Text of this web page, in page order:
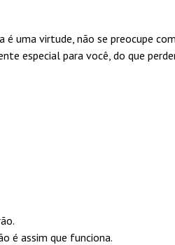
é uma virtude, não se preocupe
especial para você, do que
é assim que funciona.